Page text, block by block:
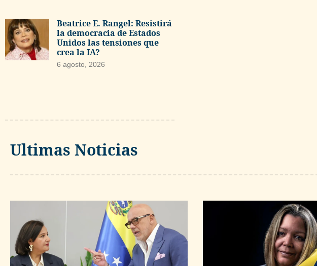
Beatrice E. Rangel: Resistirá
la democracia de Estados
Unidos las tensiones que
crea la IA?
6 agosto, 2026
Ultimas Noticias